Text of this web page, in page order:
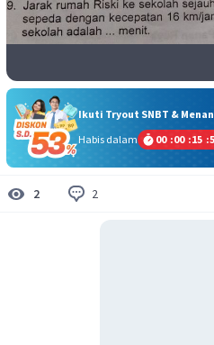
Ikuti Tryout SNBT &
Habis dalam
00 :00 :15 :
2 2